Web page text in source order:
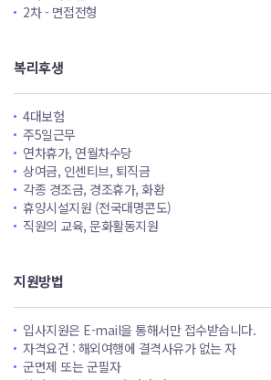
2차 - 면접전형
복리후생
4대보험
주5일근무
연차휴가, 연월차수당
상여금, 인센티브, 퇴직금
각종 경조금, 경조휴가, 화환
휴양시설지원 (전국대명콘도)
직원의 교육, 문화활동지원
지원방법
입사지원은 E-mail을 통해서만 접수받습니다.
자격요건 : 해외여행에 결격사유가 없는 자
군면제 또는 군필자